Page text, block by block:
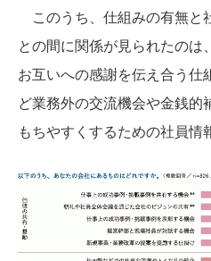
このうち、仕組みの有無と
との間に関係が見られたの
お互いへの感謝を伝え合う仕
ど業務外の交流機会や金銭的
もちやすくするための社員情